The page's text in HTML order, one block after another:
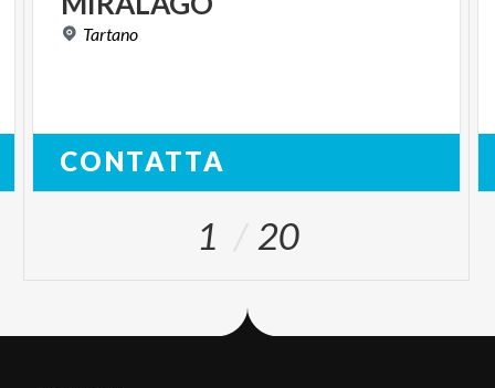
Tartano
CONTATTA
1 20